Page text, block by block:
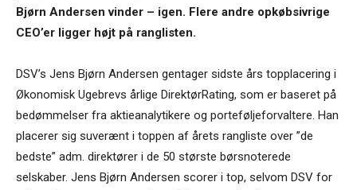
Bjørn Andersen vinder – igen. Flere andre opkøbsivrige
CEO’er ligger højt på ranglisten.
DSV’s Jens Bjørn Andersen gentager sidste års topplacering i
Økonomisk Ugebrevs årlige DirektørRating, som er baseret på
bedømmelser fra aktieanalytikere og porteføljeforvaltere. Han
placerer sig suverænt i toppen af årets rangliste over ”de
bedste” adm. direktører i de 50 største børsnoterede
selskaber. Jens Bjørn Andersen scorer i top, selvom DSV for